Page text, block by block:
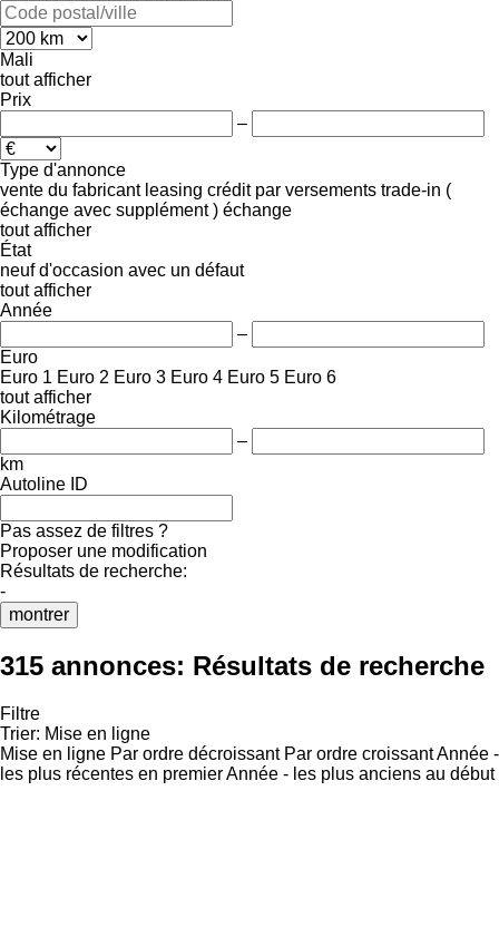
Mali
tout afficher
Prix
–
Type d'annonce
vente du fabricant leasing crédit par versements trade-in (
échange avec supplément ) échange
tout afficher
État
neuf d'occasion avec un défaut
tout afficher
Année
–
Euro
Euro 1 Euro 2 Euro 3 Euro 4 Euro 5 Euro 6
tout afficher
Kilométrage
–
km
Autoline ID
Pas assez de filtres ?
Proposer une modification
Résultats de recherche:
-
montrer
315 annonces: Résultats de recherche
Filtre
Trier: Mise en ligne
Mise en ligne Par ordre décroissant Par ordre croissantAnnée -
les plus récentes en premierAnnée - les plus anciens au début